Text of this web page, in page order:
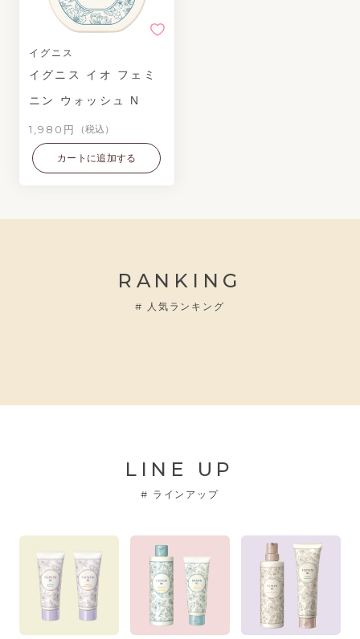
イグニス
イグニス イオ フェミ
ニン ウォッシュ N
1,980円 （税込）
カートに追加する
RANKING
# 人気ランキング
LINE UP
# ラインアップ